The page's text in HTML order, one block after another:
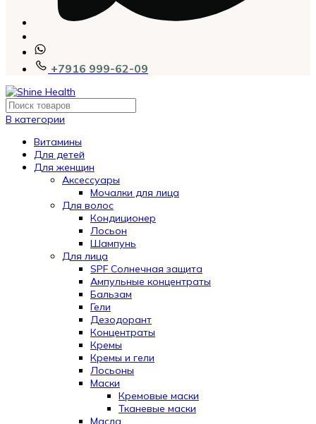
+7916 999-62-09
В категории
Витамины
Для детей
Для женщин
Аксессуары
Мочалки для лица
Для волос
Кондиционер
Лосьон
Шампунь
Для лица
SPF Солнечная защита
Ампульные концентраты
Бальзам
Гели
Дезодорант
Концентраты
Кремы
Кремы и гели
Лосьоны
Маски
Кремовые маски
Тканевые маски
Масла